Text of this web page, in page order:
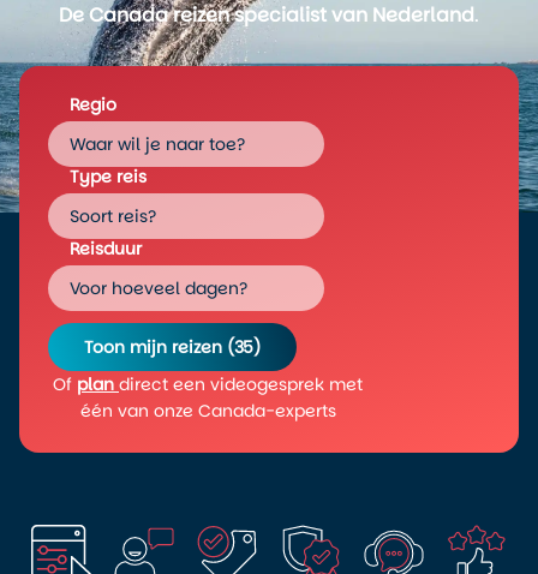
De Canada reizen specialist van Nederland.
Regio
Waar wil je naar toe?
Type reis
Soort reis?
Reisduur
Voor hoeveel dagen?
Toon mijn reizen (35)
Of plan direct een videogesprek met
één van onze Canada-experts